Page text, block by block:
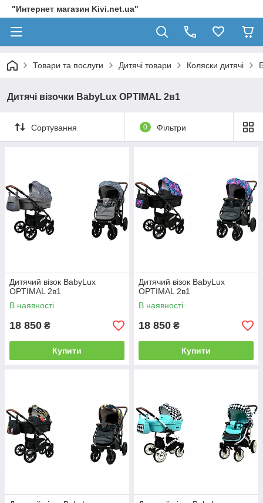
"Интернет магазин Kivi.net.ua"
Товари та послуги Дитячі товари Коляски дитячі
Дитячі візочки BabyLux OPTIMAL 2в1
Сортування 0 Фільтри
Дитячий візок BabyLux
OPTIMAL 2в1
В наявності
18 850 ₴
Купити
Дитячий візок BabyLux
OPTIMAL 2в1
В наявності
18 850 ₴
Купити